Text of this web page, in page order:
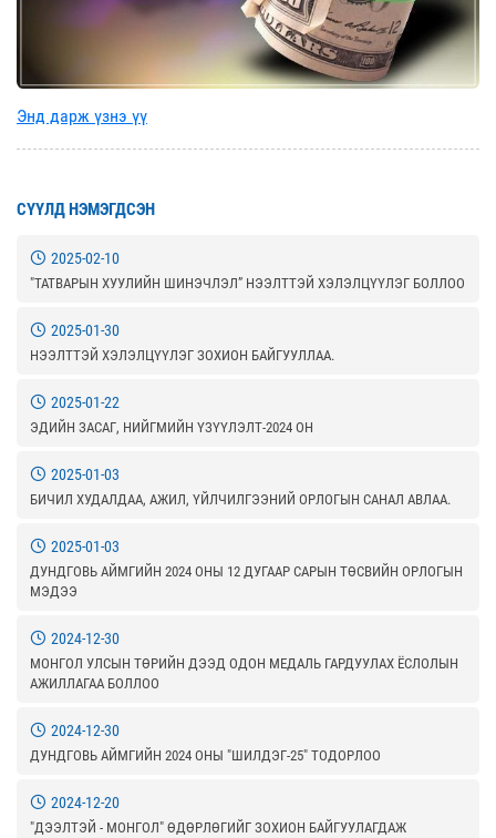
Энд дарж үзнэ үү
СҮҮЛД НЭМЭГДСЭН
2025-02-10
"ТАТВАРЫН ХУУЛИЙН ШИНЭЧЛЭЛ” НЭЭЛТТЭЙ ХЭЛЭЛЦҮҮЛЭГ БОЛЛОО
2025-01-30
НЭЭЛТТЭЙ ХЭЛЭЛЦҮҮЛЭГ ЗОХИОН БАЙГУУЛЛАА.
2025-01-22
ЭДИЙН ЗАСАГ, НИЙГМИЙН ҮЗҮҮЛЭЛТ-2024 ОН
2025-01-03
БИЧИЛ ХУДАЛДАА, АЖИЛ, ҮЙЛЧИЛГЭЭНИЙ ОРЛОГЫН САНАЛ АВЛАА.
2025-01-03
ДУНДГОВЬ АЙМГИЙН 2024 ОНЫ 12 ДУГААР САРЫН ТӨСВИЙН ОРЛОГЫН
МЭДЭЭ
2024-12-30
МОНГОЛ УЛСЫН ТӨРИЙН ДЭЭД ОДОН МЕДАЛЬ ГАРДУУЛАХ ЁСЛОЛЫН
АЖИЛЛАГАА БОЛЛОО
2024-12-30
ДУНДГОВЬ АЙМГИЙН 2024 ОНЫ "ШИЛДЭГ-25" ТОДОРЛОО
2024-12-20
"ДЭЭЛТЭЙ - МОНГОЛ" ӨДӨРЛӨГИЙГ ЗОХИОН БАЙГУУЛАГДАЖ